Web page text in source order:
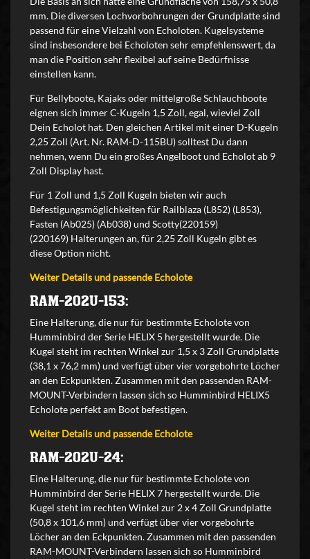
mm. Die diversen Lochvorbohrungen der Grundplatte sind
passend für eine Vielzahl von Echoloten. Kugelsysteme
sind insbesondere bei Echoloten sehr empfehlenswert, da
man die Position sehr flexibel auf seine Bedürfnisse
einstellen kann.
Für Bellyboote, Kajaks oder mittelgroße Schlauchboote
eignen sich immer C-Kugeln 1,5 Zoll, egal, wieviel Zoll
Dein Echolot hat. Den gleichen Artikel mit einer D-Kugeln
2,25 Zoll (Art. Nr. RAM-D-115BU) solltest Du dann
nehmen, wenn Du ein großes Angelboot und Echolot ab 9
Zoll Display hast.
Für 1 Zoll und 1,5 Zoll Kugeln bieten wir auch
Befestigungsmöglichkeiten für Railblaza (L852) (L853),
Fasten (Ab025) (Ab038) und Scotty(220159)
(220169) Halterungen an, für 2,25 Zoll Kugeln gibt es
diese Option nicht.
Weiter Details und passende Echolote
RAM-202U-153:
Eine Halterung, die nur für bestimmte Echolote von
Humminbird der Serie HELIX 5 hergestellt wurde. Die
Kugel steht im rechten Winkel zur 1,5 x 3 Zoll Grundplatte
(38,1 x 76,2 mm) und verfügt über vier vorgebohrte Löcher
an den Eckpunkten. Zusammen mit den passenden RAM-
MOUNT-Verbindern lassen sich so Humminbird HELIX5
Echolote perfekt am Boot befestigen.
Weiter Details und passende Echolote
RAM-202U-24:
Eine Halterung, die nur für bestimmte Echolote von
Humminbird der Serie HELIX 7 hergestellt wurde. Die
Kugel steht im rechten Winkel zur 2 x 4 Zoll Grundplatte
(50,8 x 101,6 mm) und verfügt über vier vorgebohrte
Löcher an den Eckpunkten. Zusammen mit den passenden
RAM-MOUNT-Verbindern lassen sich so Humminbird